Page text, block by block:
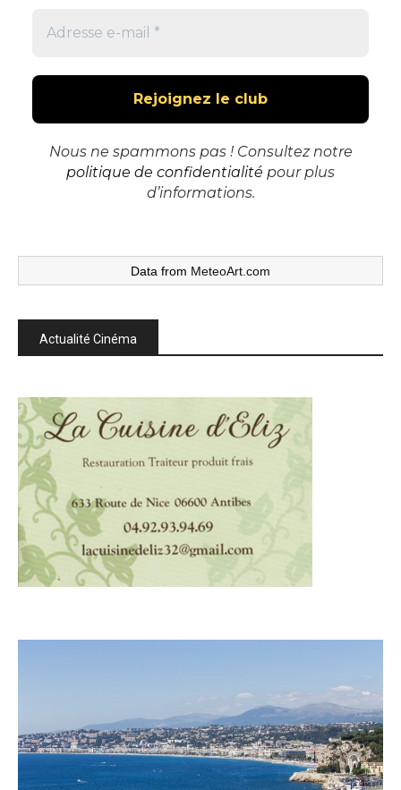
Nous ne spammons pas ! Consultez notre
politique de confidentialité pour plus
d’informations.
Data from MeteoArt.com
Actualité Cinéma